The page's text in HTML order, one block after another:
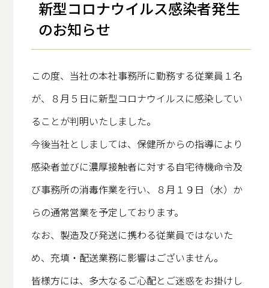
新型コロナウイルス感染者発生
のお知らせ
この度、当社の本社事務所に勤務する従業員１名
が、８月５日に新型コロナウイルスに感染してい
ることが判明いたしました。
今後当社としましては、保健所からの指導により
感染者並びに濃厚接触者に対する自宅待機命令及
び事務所の消毒作業を行い、８月１９日（水）か
らの通常営業を予定しております。
なお、製造及び発送に携わる従業員ではないた
め、充填・配送業務に影響はございません。
皆様方には、多大なるご心配とご迷惑をお掛けし